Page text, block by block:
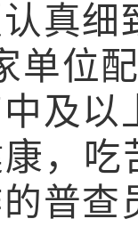
真细
单位
及以
，
普查